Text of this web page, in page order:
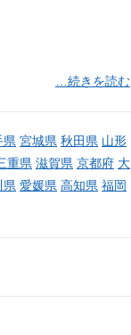
…続きを読む
県 宮城県 秋田県 山形
重県 滋賀県 京都府 大
県 愛媛県 高知県 福岡